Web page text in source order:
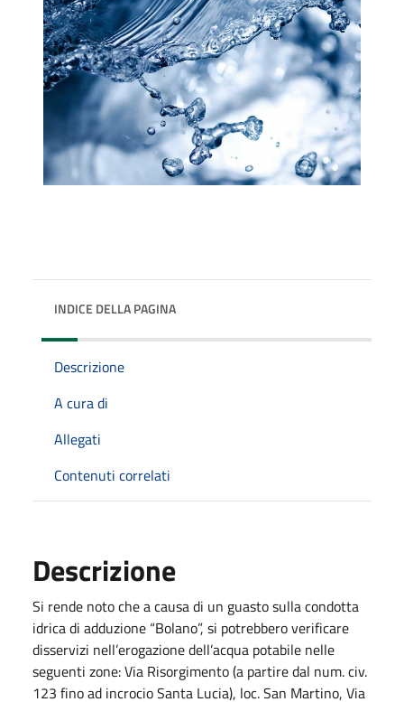
INDICE DELLA PAGINA
Descrizione
A cura di
Allegati
Contenuti correlati
Descrizione
Si rende noto che a causa di un guasto sulla condotta
idrica di adduzione “Bolano”, si potrebbero verificare
disservizi nell’erogazione dell’acqua potabile nelle
seguenti zone: Via Risorgimento (a partire dal num. civ.
123 fino ad incrocio Santa Lucia), loc. San Martino, Via